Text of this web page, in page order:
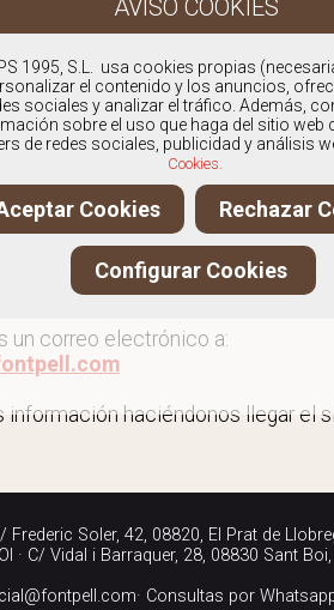
en Outlet de sandalias, y
de sandalias
llamándonos a los
un correo electrónico a:
información haciéndonos llegar el
Frederic Soler, 42, 08820, El Prat de
· C/ Vidal i Barraquer, 28, 08830 Sant Boi,
· Consultas por
1995, S.L. usa cookies propias
el contenido y los anuncios,
sociales y analizar el tráfico. Además,
sobre el uso que haga del sitio web
de redes sociales, publicidad y análisis
Cookies.
Cookies Rechazar
Configurar Cookies